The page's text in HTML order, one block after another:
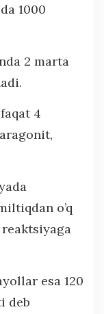
1000
2 marta
4
o’q
esa 120
deb